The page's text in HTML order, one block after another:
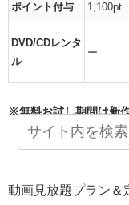
ポイント付与 1,100pt
DVD/CDレンタ
ル
ー
※無料お試し期間は新
動画見放題プラン＆